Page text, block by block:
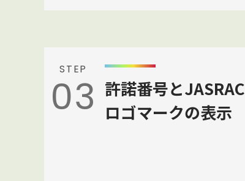
STEP
03 許諾番号とJASRAC
ロゴマークの表示